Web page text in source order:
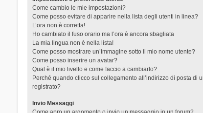
Come cambio le mie impostazioni?
Come posso evitare di apparire nella lista degli utenti in linea?
L’ora non è corretta!
Ho cambiato il fuso orario ma l’ora è ancora sbagliata
La mia lingua non è nella lista!
Come posso mostrare un’immagine sotto il mio nome utente?
Come posso inserire un avatar?
Qual è il mio livello e come faccio a cambiarlo?
Perché quando clicco sul collegamento all’indirizzo di posta di
registrato?
Invio Messaggi